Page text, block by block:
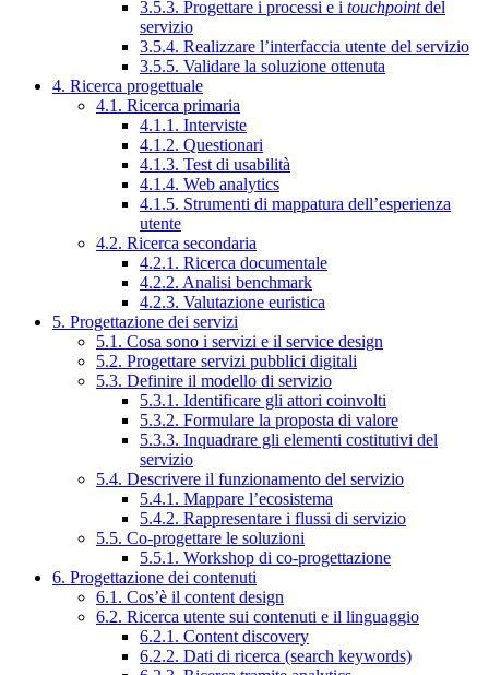
3.5.3. Progettare i processi e i touchpointdel
servizio
3.5.4. Realizzare l’interfaccia utente del servizio
3.5.5. Validare la soluzione ottenuta
4. Ricerca progettuale
4.1. Ricerca primaria
4.1.1. Interviste
4.1.2. Questionari
4.1.3. Test di usabilità
4.1.4. Web analytics
4.1.5. Strumenti di mappatura dell’esperienza
utente
4.2. Ricerca secondaria
4.2.1. Ricerca documentale
4.2.2. Analisi benchmark
4.2.3. Valutazione euristica
5. Progettazione dei servizi
5.1. Cosa sono i servizi e il service design
5.2. Progettare servizi pubblici digitali
5.3. Definire il modello di servizio
5.3.1. Identificare gli attori coinvolti
5.3.2. Formulare la proposta di valore
5.3.3. Inquadrare gli elementi costitutivi del
servizio
5.4. Descrivere il funzionamento del servizio
5.4.1. Mappare l’ecosistema
5.4.2. Rappresentare i flussi di servizio
5.5. Co-progettare le soluzioni
5.5.1. Workshop di co-progettazione
6. Progettazione dei contenuti
6.1. Cos’è il content design
6.2. Ricerca utente sui contenuti e il linguaggio
6.2.1. Content discovery
6.2.2. Dati di ricerca (search keywords)